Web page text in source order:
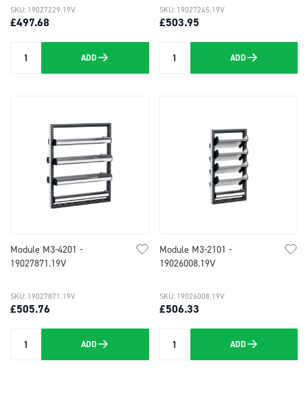
£497.68
SKU: 19027229.19V
Quantity ADD
£503.95
SKU: 19027245.19V
Quantity ADD
Module M3-4201 -
19027871.19V
£505.76
SKU: 19027871.19V
Quantity ADD
Module M3-2101 -
19026008.19V
£506.33
SKU: 19026008.19V
Quantity ADD